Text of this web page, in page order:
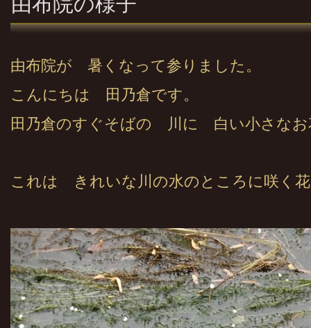
由布院が 暑くなって参りました。
こんにちは 田乃倉です。
田乃倉のすぐそばの 川に 白い小さな
これは きれいな川の水のところに咲く